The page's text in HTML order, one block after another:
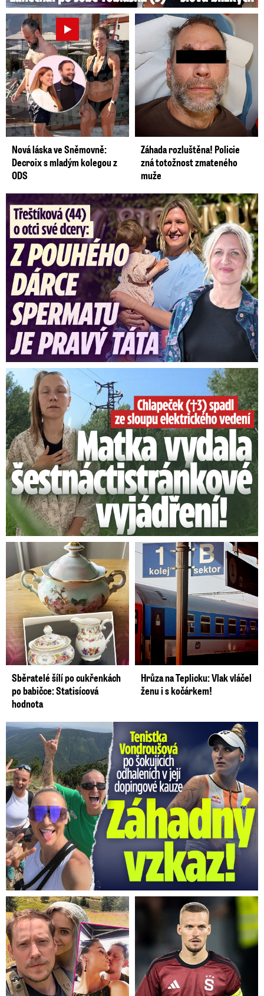
Nová láska ve Sněmovně:
Decroix s mladým kolegou z
ODS
Záhada rozluštěna! Policie
zná totožnost zmateného
muže
Třeštíková (44) o otci dcery: Z dárce spermatu pravý táta
Smrtelný pád chlapce: Matka vydala vyjádření na 16 stran
Sběratelé šílí po cukřenkách
po babičce: Statisícová
hodnota
Hrůza na Teplicku: Vlak vláčel
ženu i s kočárkem!
Vondroušová po šokujících odhaleních v kauze: Záhadný vzkaz!